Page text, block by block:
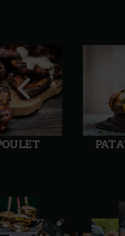
Diapo
précédente